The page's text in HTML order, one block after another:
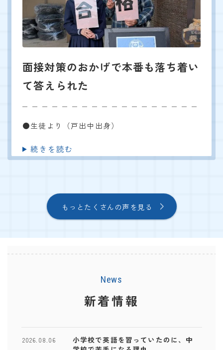
面接対策のおかげで本番も落ち着い
て答えられた
●生徒より（戸出中出身）
続きを読む
もっとたくさんの声を見る
News
新着情報
小学校で英語を習っていたのに、中
2026.08.06